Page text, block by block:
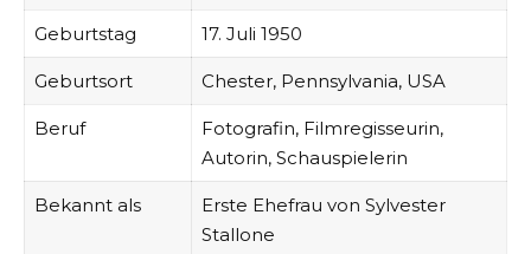
Geburtstag 17. Juli 1950
Geburtsort Chester, Pennsylvania, USA
Beruf
Fotografin, Filmregisseurin,
Autorin, Schauspielerin
Bekannt als
Erste Ehefrau von Sylvester
Stallone